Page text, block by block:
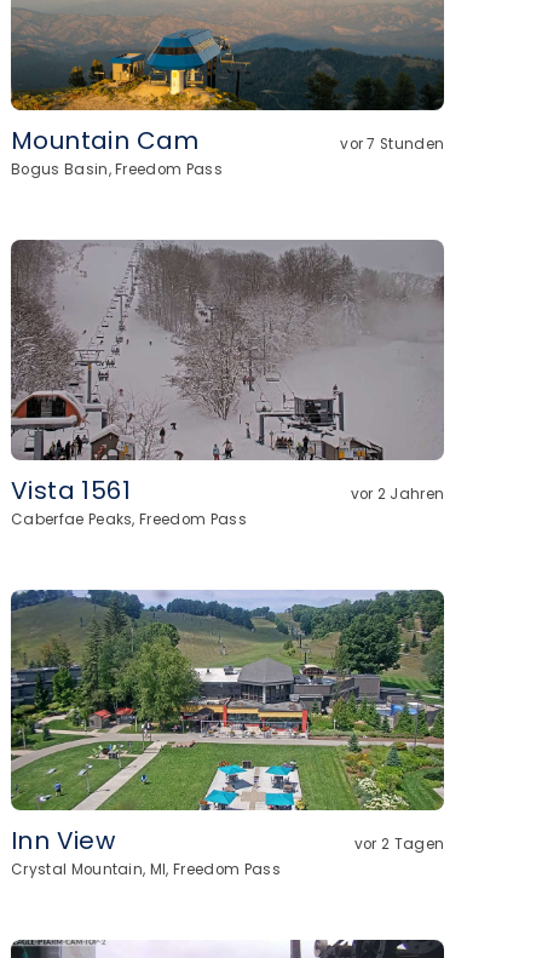
Mountain Cam
vor 7 Stunden
Bogus Basin, Freedom Pass
Vista 1561
vor 2 Jahren
Caberfae Peaks, Freedom Pass
Inn View
vor 2 Tagen
Crystal Mountain, MI, Freedom Pass